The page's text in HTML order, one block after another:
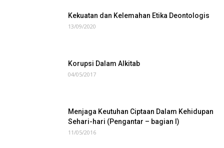
Kekuatan dan Kelemahan Etika Deontologis
13/09/2020
Korupsi Dalam Alkitab
04/05/2017
Menjaga Keutuhan Ciptaan Dalam Kehidupan
Sehari-hari (Pengantar – bagian I)
11/05/2016